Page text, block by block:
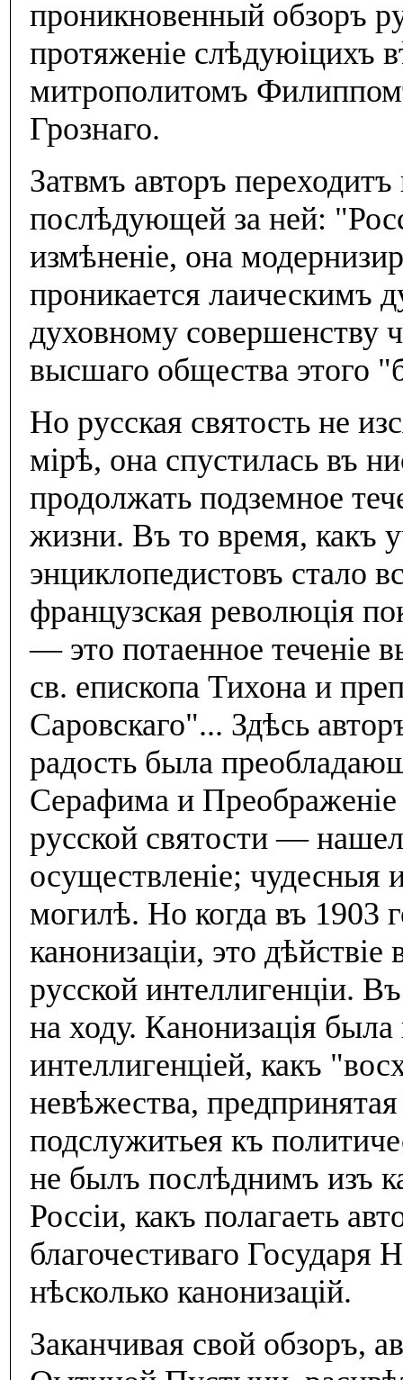
проникновенный обзоръ
протяженiе слѣдуюiцихъ
митрополитомъ
Грознаго.
Затвмъ авторъ
послѣдующей за ней:
измѣненiе, она
проникается лаическимъ
духовному совершенству
высшаго общества этого
Но русская святость не
мiрѣ, она спустилась въ
продолжать подземное
жизни. Въ то время, какъ
энциклопедистовъ стало
французская революцiя
— это потаенное теченiе
св. епископа Тихона и
Саровскаго"... Здѣсь
радость была
Серафима и
русской святости —
осуществленiе; чудесныя
могилѣ. Но когда въ 1903
канонизацiи, это дѣйствiе
русской интеллигенцiи.
на ходу. Канонизацiя была
интеллигенцiей, какъ
невѣжества,
подслужитьея къ
не былъ послѣднимъ изъ
Россiи, какъ полагаеть
благочестиваго
нѣсколько канонизацiй.
Заканчивая свой обзоръ,